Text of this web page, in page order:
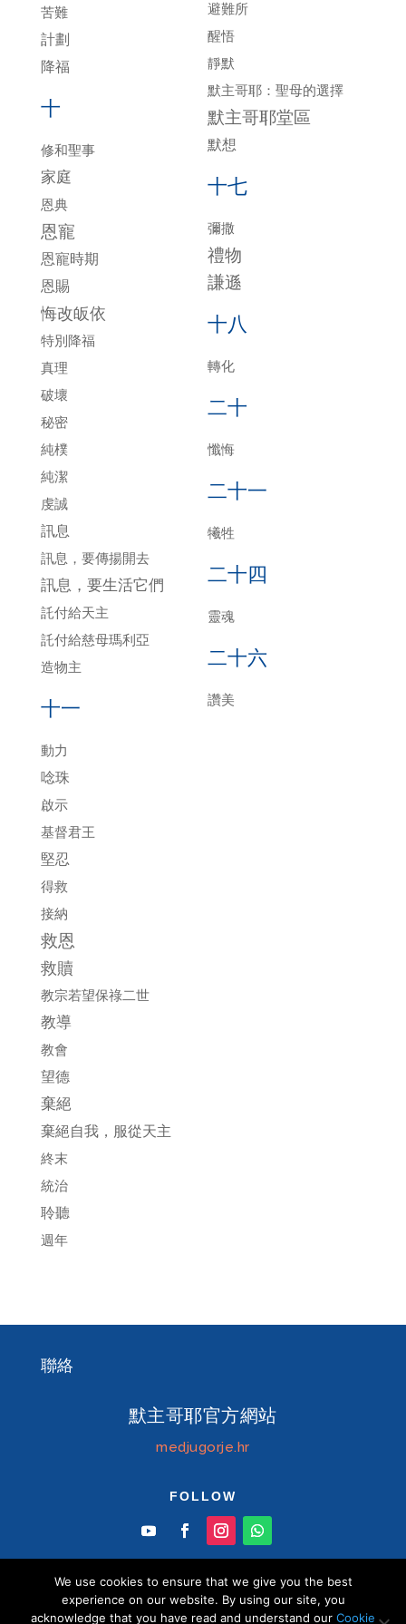
苦難
計劃
降福
十
修和聖事
家庭
恩典
恩寵
恩寵時期
恩賜
悔改皈依
特別降福
真理
破壞
秘密
純樸
純潔
虔誠
訊息
訊息，要傳揚開去
訊息，要生活它們
託付給天主
託付給慈母瑪利亞
造物主
十一
動力
唸珠
啟示
基督君王
堅忍
得救
接納
救恩
救贖
教宗若望保祿二世
教導
教會
望德
棄絕
棄絕自我，服從天主
終末
統治
聆聽
週年
避難所
醒悟
靜默
默主哥耶：聖母的選擇
默主哥耶堂區
默想
十七
彌撒
禮物
謙遜
十八
轉化
二十
懺悔
二十一
犧牲
二十四
靈魂
二十六
讚美
聯絡
默主哥耶官方網站
medjugorje.hr
FOLLOW
© Information centre "Mir" Medjugorje 2026 默
We use cookies to ensure that we give you the best
experience on our website. By using our site, you
acknowledge that you have read and understand our Cookie